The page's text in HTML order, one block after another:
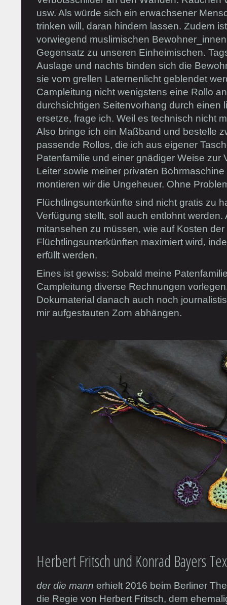
usw. Als würde sich ein erwachsener
trinken will, daran hindern lassen. Zudem
vorwiegend muslimischen
Gegensatz zu unseren Einheimischen.
Auslage und nachts binden sich die
sie vom grellen Laternenlicht geblendet
Campleitung nicht wenigstens eine Rollo
durchsichtigen Seitenvorhang durch einen
ersetze, frage ich. Weil es technisch nicht
Also bringe ich ein Maßband und bestelle
passende Rollos, die ich aus eigener
Patenfamilie und einer gnädiger Weise zur
Leiter sowie meiner privaten
montieren wir die Ungeheuer. Ohne
Flüchtlingsunterkünfte sind nicht gratis zu
Verfügung stellt, soll auch entlohnt
mitansehen zu müssen, wie auf Kosten
Flüchtlingsunterkünften maximiert wird,
erfüllt werden.
Eines ist gewiss: Sobald meine
Campleitung diverse Rechnungen
Dokumaterial danach auch noch
mir aufgestauten Zorn abhängen.
Herbert Fritsch und Konrad Bayers
der die mann erhielt 2016 beim Berliner
die Regie von Herbert Fritsch, dem